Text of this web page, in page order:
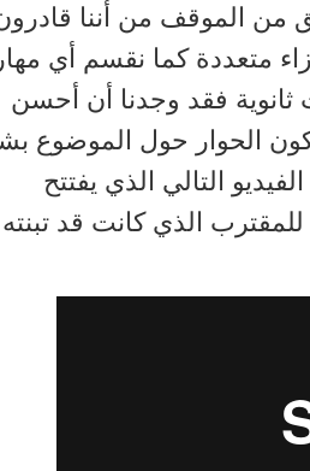
من الموقف من أننا
متعددة كما نقسم أي
ثانوية فقد وجدنا أن أحسن
الحوار حول الموضوع
التالي الذي يفتتح
الذي كانت قد تبنته